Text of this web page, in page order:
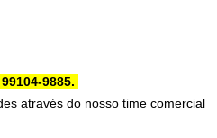
9885.
através do nosso time comercial